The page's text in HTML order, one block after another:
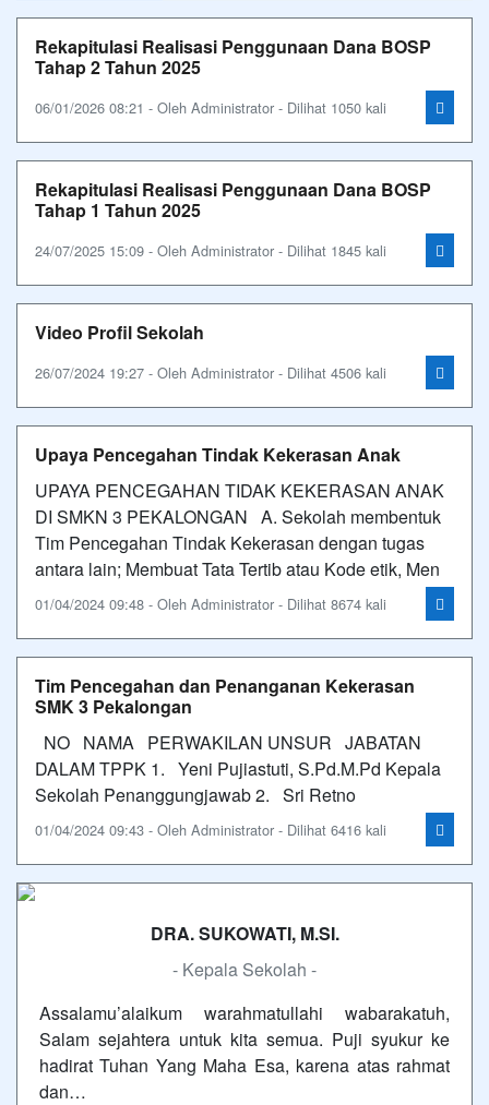
Rekapitulasi Realisasi Penggunaan Dana BOSP
Tahap 2 Tahun 2025
06/01/2026 08:21 - Oleh Administrator - Dilihat 1050 kali
Rekapitulasi Realisasi Penggunaan Dana BOSP
Tahap 1 Tahun 2025
24/07/2025 15:09 - Oleh Administrator - Dilihat 1845 kali
Video Profil Sekolah
26/07/2024 19:27 - Oleh Administrator - Dilihat 4506 kali
Upaya Pencegahan Tindak Kekerasan Anak
UPAYA PENCEGAHAN TIDAK KEKERASAN ANAK
DI SMKN 3 PEKALONGAN A. Sekolah membentuk
Tim Pencegahan Tindak Kekerasan dengan tugas
antara lain; Membuat Tata Tertib atau Kode etik, Men
01/04/2024 09:48 - Oleh Administrator - Dilihat 8674 kali
Tim Pencegahan dan Penanganan Kekerasan
SMK 3 Pekalongan
NO NAMA PERWAKILAN UNSUR JABATAN
DALAM TPPK 1. Yeni Pujiastuti, S.Pd.M.Pd Kepala
Sekolah Penanggungjawab 2. Sri Retno
01/04/2024 09:43 - Oleh Administrator - Dilihat 6416 kali
DRA. SUKOWATI, M.SI.
- Kepala Sekolah -
Assalamu’alaikum warahmatullahi wabarakatuh,
Salam sejahtera untuk kita semua. Puji syukur ke
hadirat Tuhan Yang Maha Esa, karena atas rahmat
dan…